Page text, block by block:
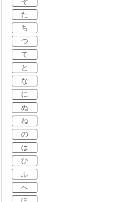
た
ち
つ
て
と
な
に
ぬ
ね
の
は
ひ
ふ
へ